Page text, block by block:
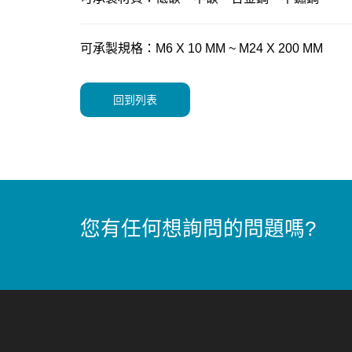
可承製規格：M6 X 10 MM ~ M24 X 200 MM
回到列表
您有任何想詢問的問題嗎?